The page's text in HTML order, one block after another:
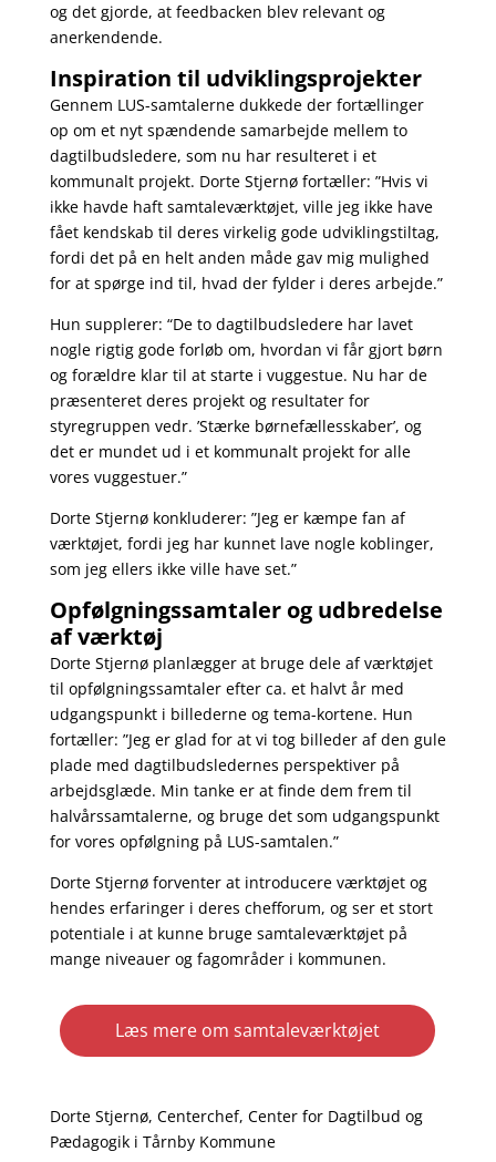
og det gjorde, at feedbacken blev relevant og
anerkendende.
Inspiration til udviklingsprojekter
Gennem LUS-samtalerne dukkede der fortællinger
op om et nyt spændende samarbejde mellem to
dagtilbudsledere, som nu har resulteret i et
kommunalt projekt. Dorte Stjernø fortæller: ”Hvis vi
ikke havde haft samtaleværktøjet, ville jeg ikke have
fået kendskab til deres virkelig gode udviklingstiltag,
fordi det på en helt anden måde gav mig mulighed
for at spørge ind til, hvad der fylder i deres arbejde.”
Hun supplerer: “De to dagtilbudsledere har lavet
nogle rigtig gode forløb om, hvordan vi får gjort børn
og forældre klar til at starte i vuggestue. Nu har de
præsenteret deres projekt og resultater for
styregruppen vedr. ’Stærke børnefællesskaber’, og
det er mundet ud i et kommunalt projekt for alle
vores vuggestuer.”
Dorte Stjernø konkluderer: ”Jeg er kæmpe fan af
værktøjet, fordi jeg har kunnet lave nogle koblinger,
som jeg ellers ikke ville have set.”
Opfølgningssamtaler og udbredelse
af værktøj
Dorte Stjernø planlægger at bruge dele af værktøjet
til opfølgningssamtaler efter ca. et halvt år med
udgangspunkt i billederne og tema-kortene. Hun
fortæller: ”Jeg er glad for at vi tog billeder af den gule
plade med dagtilbudsledernes perspektiver på
arbejdsglæde. Min tanke er at finde dem frem til
halvårssamtalerne, og bruge det som udgangspunkt
for vores opfølgning på LUS-samtalen.”
Dorte Stjernø forventer at introducere værktøjet og
hendes erfaringer i deres chefforum, og ser et stort
potentiale i at kunne bruge samtaleværktøjet på
mange niveauer og fagområder i kommunen.
Læs mere om samtaleværktøjet
Dorte Stjernø, Centerchef, Center for Dagtilbud og
Pædagogik i Tårnby Kommune